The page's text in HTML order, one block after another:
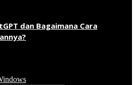
dan Bagaimana Cara